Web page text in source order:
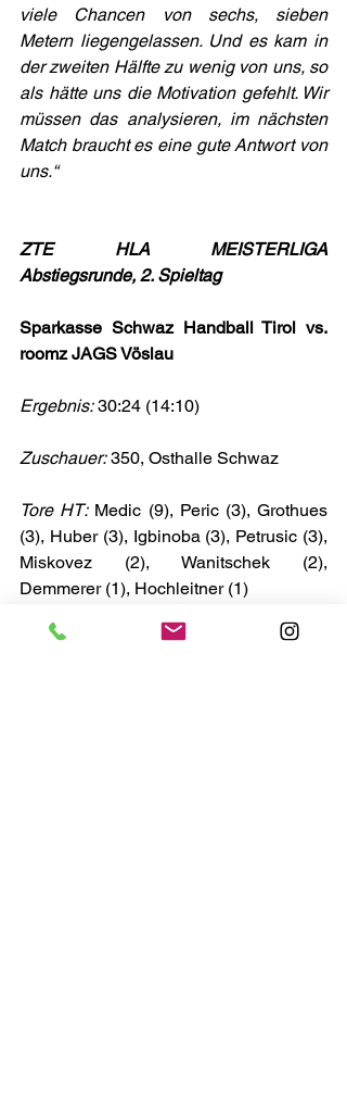
viele Chancen von sechs, sieben
Metern liegengelassen. Und es kam in
der zweiten Hälfte zu wenig von uns, so
als hätte uns die Motivation gefehlt. Wir
müssen das analysieren, im nächsten
Match braucht es eine gute Antwort von
uns.“
ZTE HLA MEISTERLIGA
Abstiegsrunde, 2. Spieltag
Sparkasse Schwaz Handball Tirol vs.
roomz JAGS Vöslau
Ergebnis: 30:24 (14:10)
Zuschauer: 350, Osthalle Schwaz
Tore HT: Medic (9), Peric (3), Grothues
(3), Huber (3), Igbinoba (3), Petrusic (3),
Miskovez (2), Wanitschek (2),
Demmerer (1), Hochleitner (1)
Beste Torschützen Vöslau:
Posch (6),